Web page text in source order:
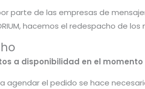
parte de las empresas de
hacemos el redespacho de
a disponibilidad en el
el pedido se hace